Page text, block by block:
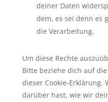
deiner Daten
dem, es sei denn es
die Verarbeitung.
Um diese Rechte
Bitte beziehe dich auf
dieser Cookie-Erklärung.
darüber hast, wie wir